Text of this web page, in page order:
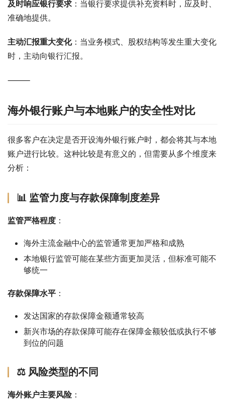
及时响应银行要求 ：当银行要求提供补充资料时，应及时、
准确地提供。
主动汇报重大变化：当业务模式、股权结构等发生重大变化
时，主动向银行汇报。
⸻
海外银行账户与本地账户的安全性对比
很多客户在决定是否开设海外银行账户时，都会将其与本地
账户进行比较。这种比较是有意义的，但需要从多个维度来
分析：
📊 监管力度与存款保障制度差异
监管严格程度 ：
海外主流金融中心的监管通常更加严格和成熟
本地银行监管可能在某些方面更加灵活，但标准可能不
够统一
存款保障水平 ：
发达国家的存款保障金额通常较高
新兴市场的存款保障可能存在保障金额较低或执行不够
到位的问题
⚖️ 风险类型的不同
海外账户主要风险：